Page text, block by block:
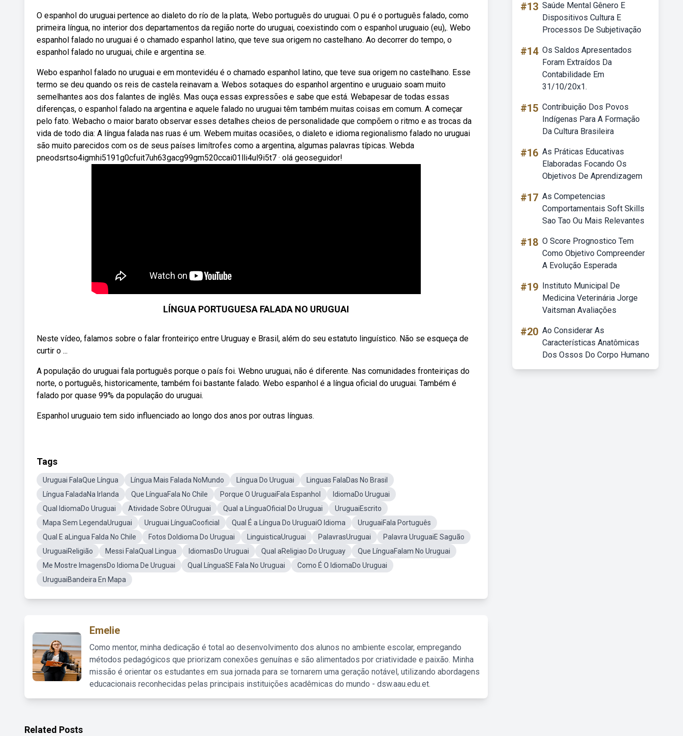
O espanhol do uruguai pertence ao dialeto do río de la plata,. Webo português do uruguai. O pu é o português falado, como
primeira língua, no interior dos departamentos da região norte do uruguai, coexistindo com o espanhol uruguaio (eu),. Webo
espanhol falado no uruguai é o chamado espanhol latino, que teve sua origem no castelhano. Ao decorrer do tempo, o
espanhol falado no uruguai, chile e argentina se.
Webo espanhol falado no uruguai e em montevidéu é o chamado espanhol latino, que teve sua origem no castelhano. Esse
termo se deu quando os reis de castela reinavam a. Webos sotaques do espanhol argentino e uruguaio soam muito
semelhantes aos dos falantes de inglês. Mas ouça essas expressões e sabe que está. Webapesar de todas essas
diferenças, o espanhol falado na argentina e aquele falado no uruguai têm também muitas coisas em comum. A começar
pelo fato. Webacho o maior barato observar esses detalhes cheios de personalidade que compõem o ritmo e as trocas da
vida de todo dia: A língua falada nas ruas é um. Webem muitas ocasiões, o dialeto e idioma regionalismo falado no uruguai
são muito parecidos com os de seus países limítrofes como a argentina, algumas palavras típicas. Webda
pneodsrtso4igmhi5191g0cfuit7uh63gacg99gm520ccai01lli4ul9i5t7 · olá geoseguidor!
LÍNGUA PORTUGUESA FALADA NO URUGUAI
Neste vídeo, falamos sobre o falar fronteiriço entre Uruguay e Brasil, além do seu estatuto linguístico. Não se esqueça de
curtir o ...
A população do uruguai fala português porque o país foi. Webno uruguai, não é diferente. Nas comunidades fronteiriças do
norte, o português, historicamente, também foi bastante falado. Webo espanhol é a língua oficial do uruguai. Também é
falado por quase 99% da população do uruguai.
Espanhol uruguaio tem sido influenciado ao longo dos anos por outras línguas.
Tags
Uruguai FalaQue Língua Língua Mais Falada NoMundo Língua Do Uruguai
Linguas FalaDas No Brasil
Língua FaladaNa Irlanda
Que LínguaFala No Chile Porque O UruguaiFala Espanhol
IdiomaDo Uruguai
Qual IdiomaDo Uruguai
Atividade Sobre OUruguai Qual a LínguaOficial Do Uruguai
UruguaiEscrito
Mapa Sem LegendaUruguai
Uruguai LínguaCooficial Qual É a Língua Do UruguaiO Idioma
UruguaiFala Português
Qual E aLingua Falda No Chile
Fotos DoIdioma Do Uruguai LinguisticaUruguai PalavrasUruguai
Palavra UruguaiE Saguão
UruguaiReligião
Messi FalaQual Lingua IdiomasDo Uruguai Qual aReligiao Do Uruguay
Que LínguaFalam No Uruguai
Me Mostre ImagensDo Idioma De Uruguai
Qual LínguaSE Fala No Uruguai
Como É O IdiomaDo Uruguai
UruguaiBandeira En Mapa
Emelie
Como mentor, minha dedicação é total ao desenvolvimento dos alunos no ambiente escolar, empregando
métodos pedagógicos que priorizam conexões genuínas e são alimentados por criatividade e paixão. Minha
missão é orientar os estudantes em sua jornada para se tornarem uma geração notável, utilizando abordagens
educacionais reconhecidas pelas principais instituições acadêmicas do mundo - dsw.aau.edu.et.
#13 Saúde Mental Gênero E
Dispositivos Cultura E
Processos De Subjetivação
#14 Os Saldos Apresentados
Foram Extraídos Da
Contabilidade Em
31/10/20x1.
#15 Contribuição Dos Povos
Indígenas Para A Formação
Da Cultura Brasileira
#16 As Práticas Educativas
Elaboradas Focando Os
Objetivos De Aprendizagem
#17 As Competencias
Comportamentais Soft Skills
Sao Tao Ou Mais Relevantes
#18 O Score Prognostico Tem
Como Objetivo Compreender
A Evolução Esperada
#19 Instituto Municipal De
Medicina Veterinária Jorge
Vaitsman Avaliações
#20 Ao Considerar As
Características Anatômicas
Dos Ossos Do Corpo Humano
Related Posts